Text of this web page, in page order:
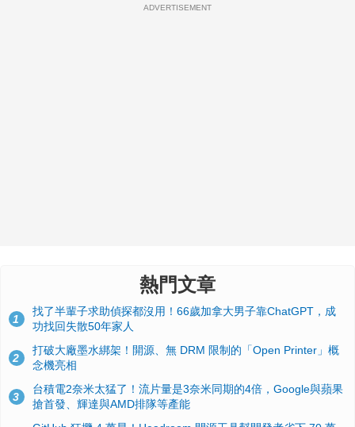
ADVERTISEMENT
熱門文章
1
找了半輩子求助偵探都沒用！66歲加拿大男子靠ChatGPT，成
功找回失散50年家人
2
打破大廠墨水綁架！開源、無 DRM 限制的「Open Printer」概
念機亮相
3
台積電2奈米太猛了！流片量是3奈米同期的4倍，Google與蘋果
搶首發、輝達與AMD排隊等產能